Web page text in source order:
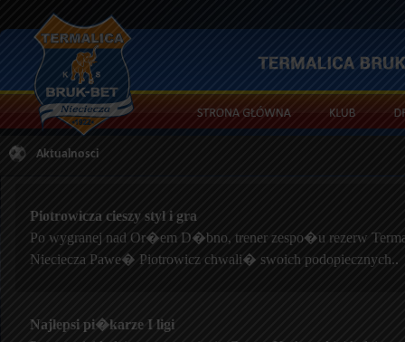
Aktualnosci
Piotrowicza cieszy styl i gra
Po wygranej nad Or�em D�bno, trener zespo�u rezerw
Nieciecza Pawe� Piotrowicz chwali� swoich podopiecznych..
Najlepsi pi�karze I ligi